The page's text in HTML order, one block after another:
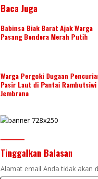
Baca Juga
Babinsa Biak Barat Ajak Warga
Pasang Bendera Merah Putih
Warga Pergoki Dugaan
Pasir Laut di Pantai Rambutsiwi
Jembrana
Tinggalkan Balasan
Alamat email Anda tidak akan